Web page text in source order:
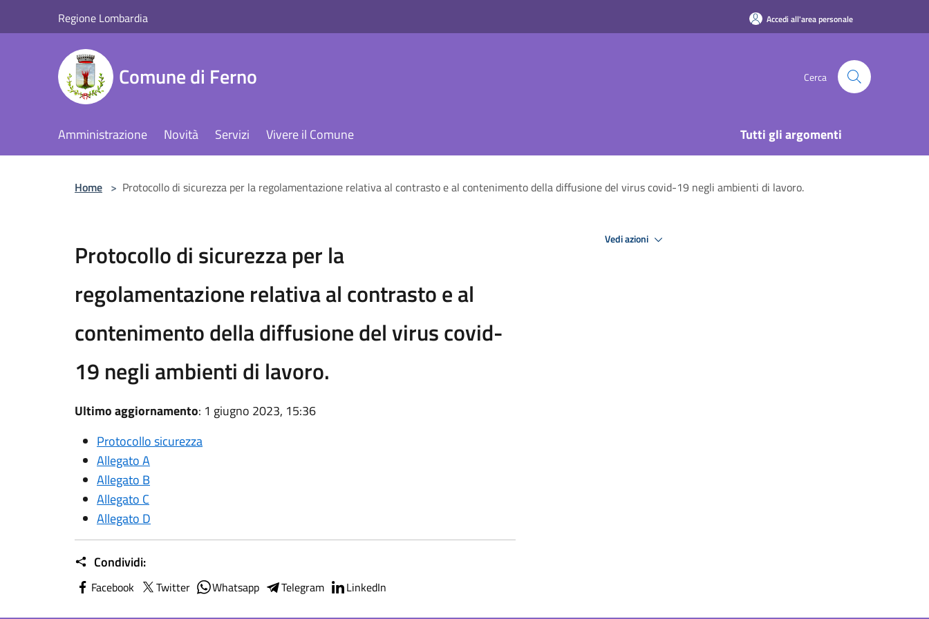
Regione Lombardia Accedi all'area personale
Comune di Ferno Cerca
Amministrazione Novità Servizi Vivere il Comune Tutti gli argomenti
Home > Protocollo di sicurezza per la regolamentazione relativa al contrasto e al contenimento della diffusione del virus covid-19 negli ambienti di lavoro.
Protocollo di sicurezza per la
regolamentazione relativa al contrasto e al
contenimento della diffusione del virus covid-
19 negli ambienti di lavoro.
Ultimo aggiornamento: 1 giugno 2023, 15:36
Protocollo sicurezza
Allegato A
Allegato B
Allegato C
Allegato D
Condividi:
Facebook Twitter Whatsapp Telegram LinkedIn
Vedi azioni